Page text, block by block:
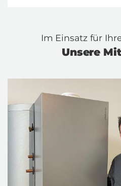
Im Ein­satz für
Un­se­re